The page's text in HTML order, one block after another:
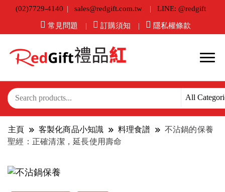
(02)7729-4140 sales@redgift.com.tw LINE: @redgift
常見問題 訂購須知 隱私權條款
主頁 客製化商品小知識 料理食譜
不沾鍋的保養
聖經：正確清潔，延長使用壽命